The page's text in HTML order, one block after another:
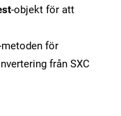
-objekt för att
metoden för
från SXC